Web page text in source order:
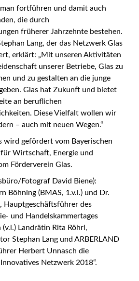
fortführen und damit auch
die durch
früherer Jahrzehnte bestehen.
Lang, der das Netzwerk Glas
erklärt: „Mit unseren Aktivitäten
unserer Betriebe, Glas zu
und zu gestalten an die junge
Glas hat Zukunft und bietet
an beruflichen
Diese Vielfalt wollen wir
– auch mit neuen Wegen.“
wird gefördert vom Bayerischen
Wirtschaft, Energie und
Förderverein Glas.
Fotograf David Biene):
Böhning (BMAS, 1.v.l.) und Dr.
Hauptgeschäftsführer des
und Handelskammertages
(v.l.) Landrätin Rita Röhrl,
Stephan Lang und ARBERLAND
Herbert Unnasch die
Netzwerk 2018“.